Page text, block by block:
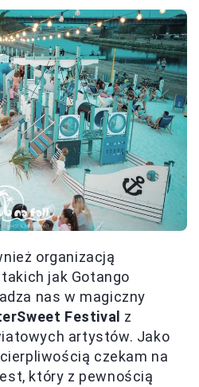
organizacją
jak Gotango
nas w magiczny
Festival z
artystów. Jako
czekam na
który z pewnością